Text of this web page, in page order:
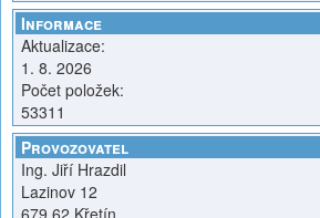
Informace
Aktualizace:
1. 8. 2026
Počet položek:
53311
Provozovatel
Ing. Jiří Hrazdil
Lazinov 12
679 62 Křetín